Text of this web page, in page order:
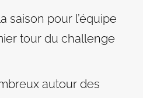
saison pour l’équipe
tour du challenge
autour des